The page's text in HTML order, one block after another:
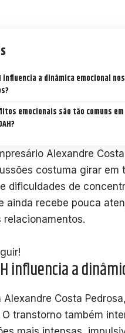
influencia a dinâmica emocional nos
emocionais são tão comuns em
Alexandre
costuma girar
dificuldades de
ainda recebe pouca
influencia a
Alexandre Costa
transtorno também